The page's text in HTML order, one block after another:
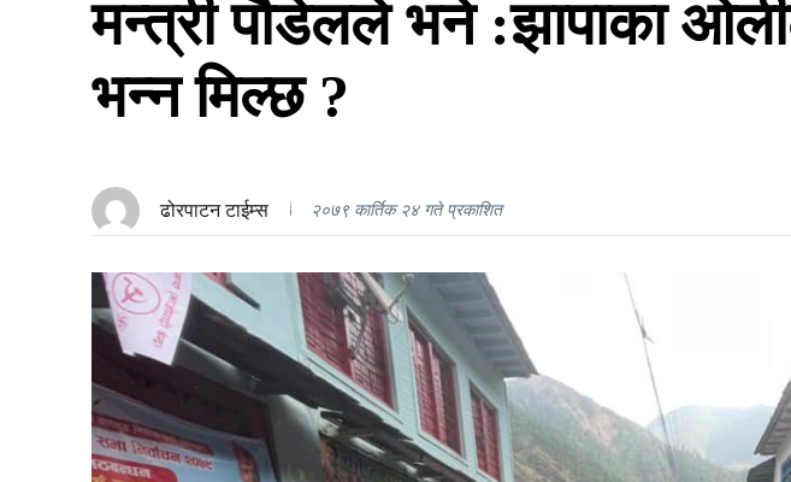
मन्त्री पौडेलले भने :झापाका
भन्न मिल्छ ?
ढोरपाटन टाईम्स २०७९ कार्तिक २४ गते प्रकाशित